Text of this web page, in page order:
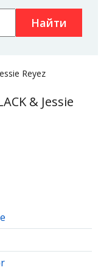
Найти
Reyez
& Jessie